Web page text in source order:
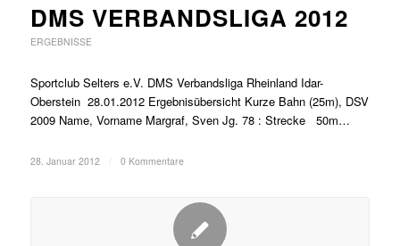
DMS VERBANDSLIGA 2012
ERGEBNISSE
Sportclub Selters e.V. DMS Verbandsliga Rheinland Idar-
Oberstein 28.01.2012 Ergebnisübersicht Kurze Bahn (25m), DSV
2009 Name, Vorname Margraf, Sven Jg. 78 : Strecke 50m…
28. Januar 2012 0 Kommentare